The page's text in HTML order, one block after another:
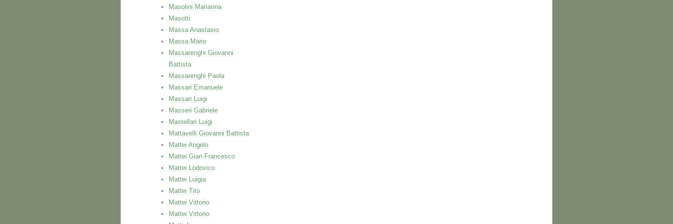
Masolini Marianna
Masotti
Massa Anastasio
Massa Mario
Massarenghi Giovanni
Battista
Massarenghi Paola
Massari Emanuele
Massari Luigi
Masseri Gabriele
Mastellari Luigi
Mattavelli Giovanni Battista
Mattei Angelo
Mattei Gian Francesco
Mattei Lodovico
Mattei Luigia
Mattei Tito
Mattei Vittorio
Mattei Vittorio